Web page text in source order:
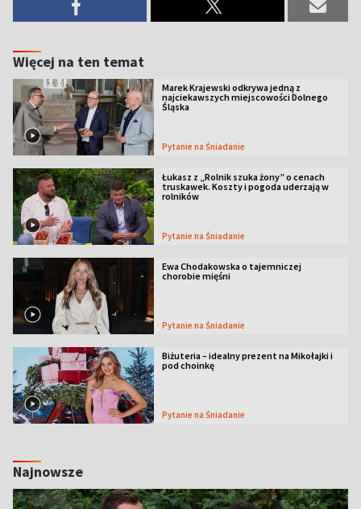
Więcej na ten temat
Marek Krajewski odkrywa jedną z
najciekawszych miejscowości Dolnego
Śląska
Pytanie na Śniadanie
Łukasz z „Rolnik szuka żony” o cenach
truskawek. Koszty i pogoda uderzają w
rolników
Pytanie na Śniadanie
Ewa Chodakowska o tajemniczej
chorobie mięśni
Pytanie na Śniadanie
Biżuteria – idealny prezent na Mikołajki i
pod choinkę
Pytanie na Śniadanie
Najnowsze